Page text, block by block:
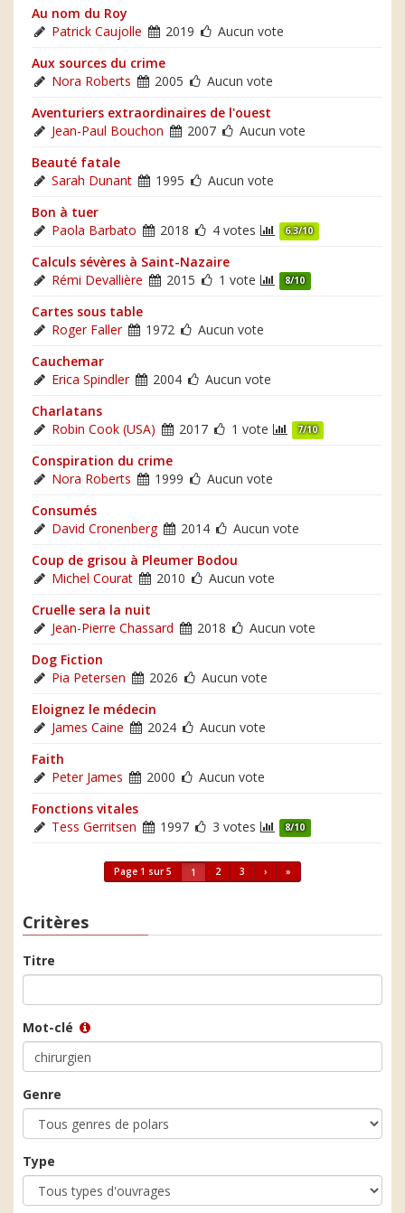
Au nom du Roy
Patrick Caujolle
2019
Aucun vote
Aux sources du crime
Nora Roberts
2005
Aucun vote
Aventuriers extraordinaires de l'ouest
Jean-Paul Bouchon
2007
Aucun vote
Beauté fatale
Sarah Dunant
1995
Aucun vote
Bon à tuer
Paola Barbato
2018 4 votes 6.3/10
Calculs sévères à Saint-Nazaire
Rémi Devallière
2015 1 vote 8/10
Cartes sous table
Roger Faller
1972
Aucun vote
Cauchemar
Erica Spindler
2004
Aucun vote
Charlatans
Robin Cook (USA)
2017 1 vote 7/10
Conspiration du crime
Nora Roberts
1999
Aucun vote
Consumés
David Cronenberg
2014
Aucun vote
Coup de grisou à Pleumer Bodou
Michel Courat
2010
Aucun vote
Cruelle sera la nuit
Jean-Pierre Chassard
2018
Aucun vote
Dog Fiction
Pia Petersen
2026
Aucun vote
Eloignez le médecin
James Caine
2024
Aucun vote
Faith
Peter James
2000
Aucun vote
Fonctions vitales
Tess Gerritsen
1997 3 votes 8/10
Page 1 sur 5 1 2 3 › »
Critères
Titre
Mot-clé
Genre
Type